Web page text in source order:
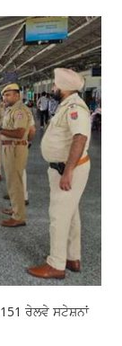
ਰੇਲਵੇ ਸਟੇਸ਼ਨਾਂ